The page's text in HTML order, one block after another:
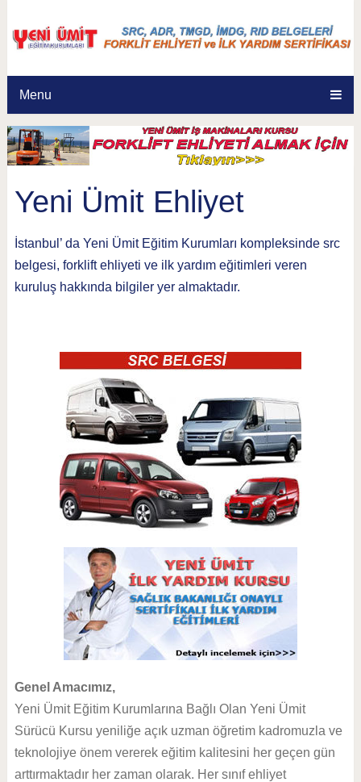
Menu
Yeni Ümit Ehliyet
İstanbul’ da Yeni Ümit Eğitim Kurumları kompleksinde src
belgesi, forklift ehliyeti ve ilk yardım eğitimleri veren
kuruluş hakkında bilgiler yer almaktadır.
Genel Amacımız,
Yeni Ümit Eğitim Kurumlarına Bağlı Olan Yeni Ümit
Sürücü Kursu yeniliğe açık uzman öğretim kadromuzla ve
teknolojiye önem vererek eğitim kalitesini her geçen gün
arttırmaktadır her zaman olarak. Her sınıf ehliyet